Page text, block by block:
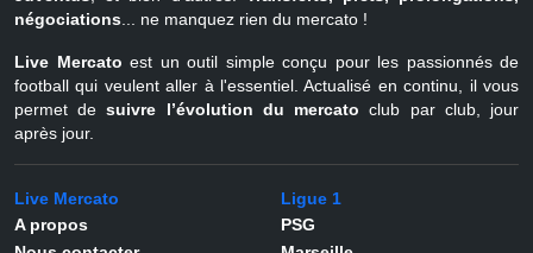
négociations ... ne manquez rien du mercato !
Live Mercato est un outil simple conçu pour les passionnés de
football qui veulent aller à l'essentiel. Actualisé en continu, il vous
permet desuivre l’évolution du mercato club par club, jour
après jour.
Live Mercato
A propos
Ligue 1
PSG